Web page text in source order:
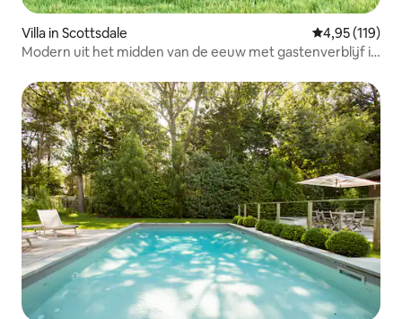
Villa in Scottsdale Gemiddelde
4,95 (119)
Modern uit het midden van de eeuw met gastenverblijf in